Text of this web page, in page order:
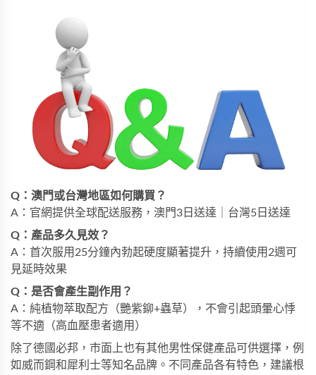
Q：澳門或台灣地區如何購買？
A：官網提供全球配送服務，澳門3日送達｜台灣5日送達
Q：產品多久見效？
A：首次服用25分鐘內勃起硬度顯著提升，持續使用2週可
見延時效果
Q：是否會產生副作用？
A：純植物萃取配方（艷紫鉚+蟲草），不會引起頭暈心悸
等不適（高血壓患者適用）
除了德國必邦，市面上也有其他男性保健產品可供選擇，例
如威而鋼和犀利士等知名品牌。不同產品各有特色，建議根